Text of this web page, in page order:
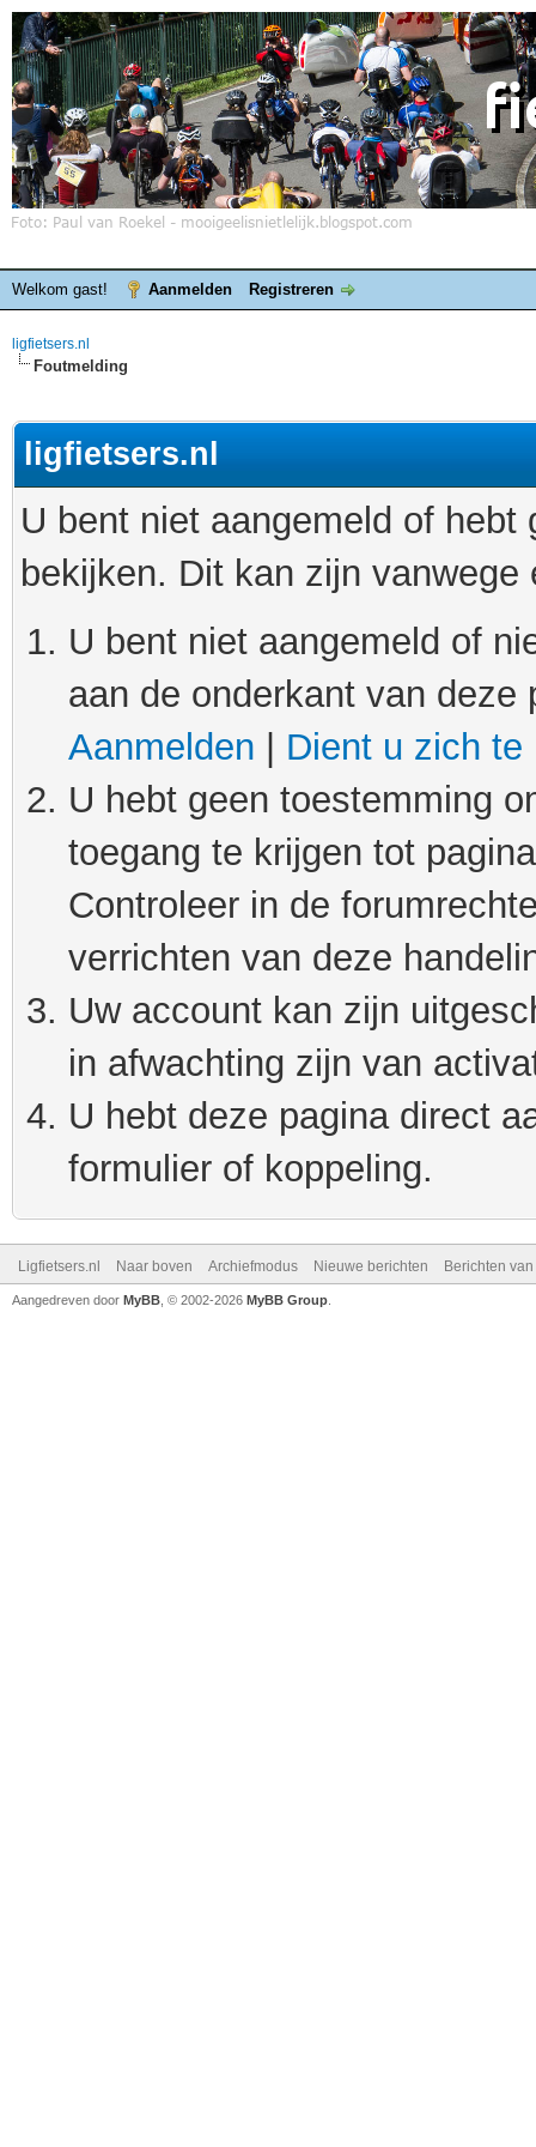
Welkom gast! Aanmelden Registreren
ligfietsers.nl
Foutmelding
ligfietsers.nl
U bent niet aangemeld of
bekijken. Dit kan zijn
U bent niet aangemeld of
aan de onderkant van
Aanmelden
Dient u zich te
U hebt geen toestemming
toegang te krijgen tot
Controleer in de
verrichten van deze
Uw account kan zijn
in afwachting zijn van
U hebt deze pagina direct
formulier of koppeling.
Ligfietsers.nl Naar boven Archiefmodus Nieuwe berichten Berichten
Aangedreven door MyBB , © 2002-2026 MyBB Group